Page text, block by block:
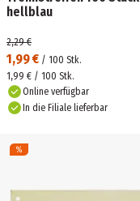
hellblau
1,99 € / 100 Stk.
2,29 €
1,99 € / 100 Stk.
Online verfügbar
In die Filiale lieferbar